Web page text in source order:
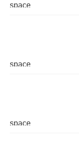
space
space
space